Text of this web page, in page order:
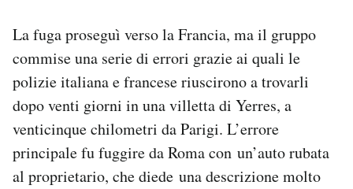
La fuga proseguì verso la Francia, ma il gruppo
commise una serie di errori grazie ai quali le
polizie italiana e francese riuscirono a trovarli
dopo venti giorni in una villetta di Yerres, a
venticinque chilometri da Parigi. L’errore
principale fu fuggire da Roma con un’auto rubata
al proprietario, che diede una descrizione molto